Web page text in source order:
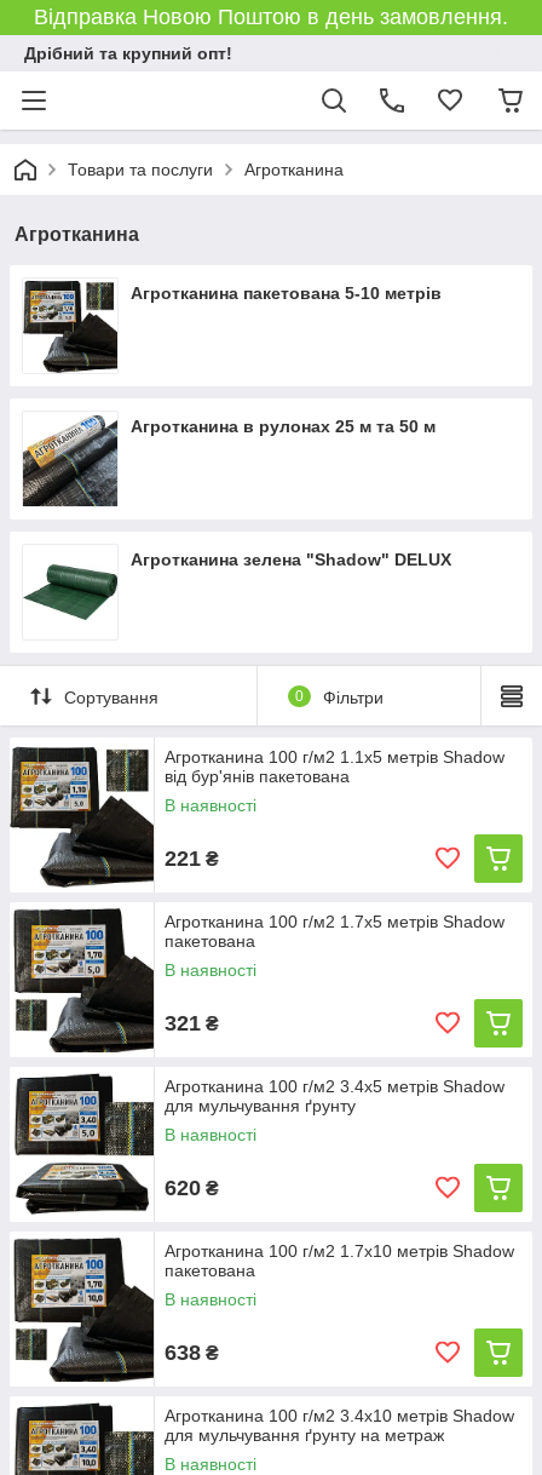
Відправка Новою Поштою в день замовлення.
Дрібний та крупний опт!
Товари та послуги Агротканина
Агротканина
Агротканина пакетована 5-10 метрів
Агротканина в рулонах 25 м та 50 м
Агротканина зелена "Shadow" DELUX
Сортування 0 Фільтри
Агротканина 100 г/м2 1.1х5 метрів Shadow
від бур'янів пакетована
В наявності
221 ₴
Агротканина 100 г/м2 1.7х5 метрів Shadow
пакетована
В наявності
321 ₴
Агротканина 100 г/м2 3.4х5 метрів Shadow
для мульчування ґрунту
В наявності
620 ₴
Агротканина 100 г/м2 1.7х10 метрів Shadow
пакетована
В наявності
638 ₴
Агротканина 100 г/м2 3.4х10 метрів Shadow
для мульчування ґрунту на метраж
В наявності